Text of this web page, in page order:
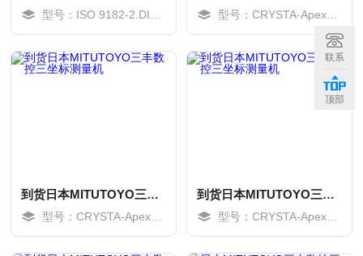
型号：ISO 9182-2.DIN 9825导向柱 型号：CRYSTA-ApexV164012
到货日本MITUTOYO三丰数控三坐标测量机
型号：CRYSTA-ApexV163016
到货日本MITUTOYO三丰数控三坐标测量机
型号：CRYSTA-ApexV163012
联系
顶部